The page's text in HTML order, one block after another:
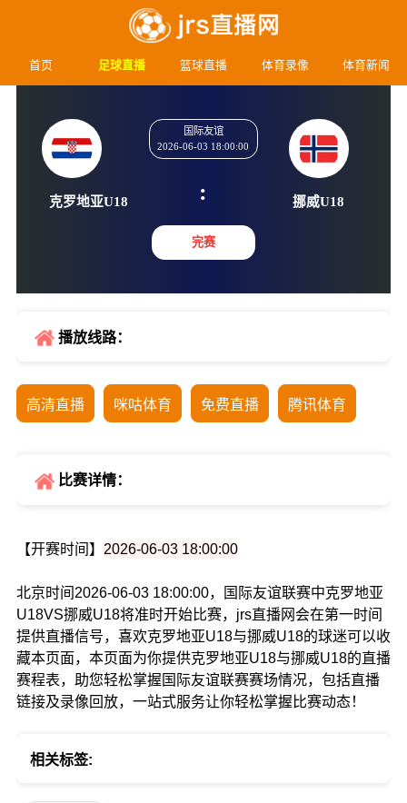
首页 足球直播 篮球直播 体育录像 体育新闻
克罗地亚U18
国际友谊
2026-06-03 18:00:00
:
完赛
播放线路：
高清直播 咪咕体育 免费直播 腾讯体育
比赛详情：
【开赛时间】 2026-06-03 18:00:00
北京时间2026-06-03 18:00:00，国际友谊联赛中克罗地亚
U18VS挪威U18将准时开始比赛，jrs直播网会在第一时间
提供直播信号，喜欢克罗地亚U18与挪威U18的球迷可以收
藏本页面，本页面为你提供克罗地亚U18与挪威U18的直播
赛程表，助您轻松掌握国际友谊联赛赛场情况，包括直播
链接及录像回放，一站式服务让你轻松掌握比赛动态！
相关标签: